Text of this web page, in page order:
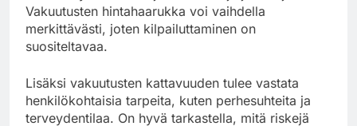
Vakuutusten hintahaarukka voi vaihdella
merkittävästi, joten kilpailuttaminen on
suositeltavaa.
Lisäksi vakuutusten kattavuuden tulee vastata
henkilökohtaisia tarpeita, kuten perhesuhteita ja
terveydentilaa. On hyvä tarkastella, mitä riskejä